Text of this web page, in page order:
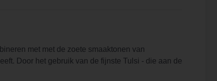
met met de zoete smaaktonen van
Door het gebruik van de fijnste Tulsi - die aan de